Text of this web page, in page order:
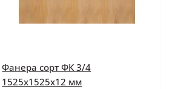
Фанера сорт ФК 3/4
1525x1525x12 мм